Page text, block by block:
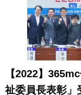
【2022】
祉委員長表彰」